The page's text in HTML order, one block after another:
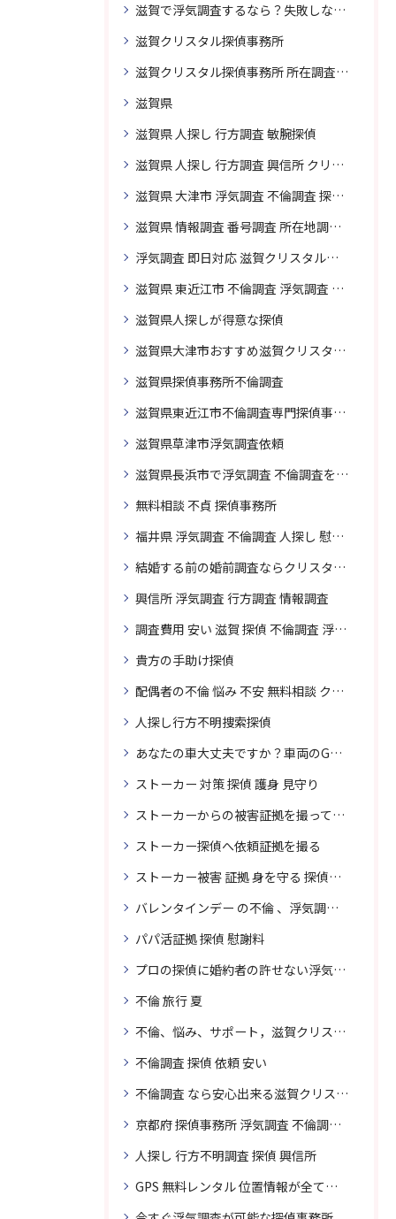
滋賀で浮気調査するなら？失敗しない探偵の選び方
滋賀クリスタル探偵事務所
滋賀クリスタル探偵事務所 所在調査 得意
滋賀県
滋賀県 人探し 行方調査 敏腕探偵
滋賀県 人探し 行方調査 興信所 クリスタル探偵がおすすめ
滋賀県 大津市 浮気調査 不倫調査 探偵 探偵事務所 素行調査 企業調査 興信所
滋賀県 情報調査 番号調査 所在地調査 企業調査 探偵事務所
浮気調査 即日対応 滋賀クリスタル探偵事務所
滋賀県 東近江市 不倫調査 浮気調査 探偵 探偵事務所 無料相談 調査料金
滋賀県人探しが得意な探偵
滋賀県大津市おすすめ滋賀クリスタル探偵事務所
滋賀県探偵事務所不倫調査
滋賀県東近江市不倫調査専門探偵事務所
滋賀県草津市浮気調査依頼
滋賀県長浜市で浮気調査 不倫調査を頼むなら
無料相談 不貞 探偵事務所
福井県 浮気調査 不倫調査 人探し 慰謝料 請求 裁判 相談 探偵 探偵事務所
結婚する前の婚前調査ならクリスタル探偵事務所へお問い合わせ
興信所 浮気調査 行方調査 情報調査
調査費用 安い 滋賀 探偵 不倫調査 浮気調査
貴方の手助け探偵
配偶者の不倫 悩み 不安 無料相談 クリスタル探偵事務所
人探し行方不明捜索探偵
あなたの車大丈夫ですか？車両のGPS捜索なら滋賀クリスタル探偵事務所
ストーカー 対策 探偵 護身 見守り
ストーカーからの被害証拠を撮って貴女を護ります
ストーカー探偵へ依頼証拠を撮る
ストーカー被害 証拠 身を守る 探偵に頼む
バレンタインデー の不倫 、浮気調査に強い探偵
パパ活証拠 探偵 慰謝料
プロの探偵に婚約者の許せない浮気、無料相談で解決
不倫 旅行 夏
不倫、悩み、サポート，滋賀クリスタル探偵
不倫調査 探偵 依頼 安い
不倫調査 なら安心出来る滋賀クリスタル探偵事務所へご依頼
京都府 探偵事務所 浮気調査 不倫調査 専門 無料相談
人探し 行方不明調査 探偵 興信所
GPS 無料レンタル 位置情報が全てわかります